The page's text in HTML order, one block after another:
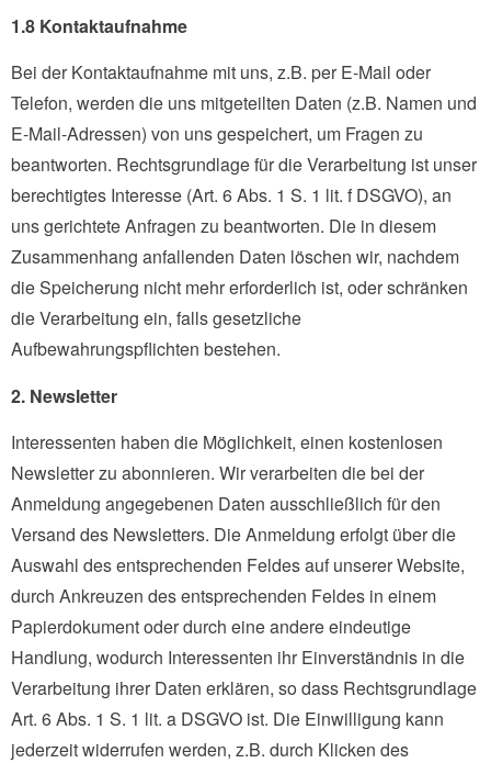
1.8 Kontaktaufnahme
Bei der Kontaktaufnahme mit uns, z.B. per E-Mail oder
Telefon, werden die uns mitgeteilten Daten (z.B. Namen und
E-Mail-Adressen) von uns gespeichert, um Fragen zu
beantworten. Rechtsgrundlage für die Verarbeitung ist unser
berechtigtes Interesse (Art. 6 Abs. 1 S. 1 lit. f DSGVO), an
uns gerichtete Anfragen zu beantworten. Die in diesem
Zusammenhang anfallenden Daten löschen wir, nachdem
die Speicherung nicht mehr erforderlich ist, oder schränken
die Verarbeitung ein, falls gesetzliche
Aufbewahrungspflichten bestehen.
2. Newsletter
Interessenten haben die Möglichkeit, einen kostenlosen
Newsletter zu abonnieren. Wir verarbeiten die bei der
Anmeldung angegebenen Daten ausschließlich für den
Versand des Newsletters. Die Anmeldung erfolgt über die
Auswahl des entsprechenden Feldes auf unserer Website,
durch Ankreuzen des entsprechenden Feldes in einem
Papierdokument oder durch eine andere eindeutige
Handlung, wodurch Interessenten ihr Einverständnis in die
Verarbeitung ihrer Daten erklären, so dass Rechtsgrundlage
Art. 6 Abs. 1 S. 1 lit. a DSGVO ist. Die Einwilligung kann
jederzeit widerrufen werden, z.B. durch Klicken des